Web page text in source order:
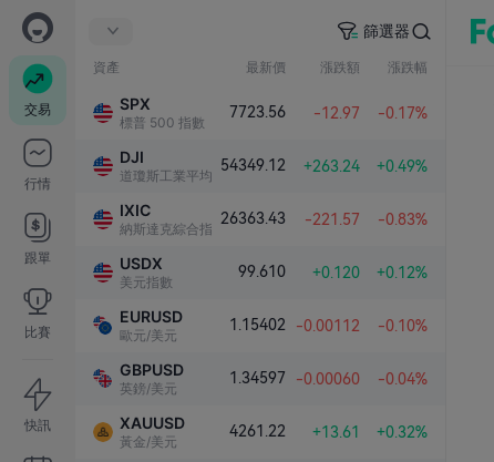
交易
行情
跟單
比賽
快訊
篩選器
資產 最新價 漲跌額 漲跌幅
SPX
標普 500 指數
7723.56 -12.97 -0.17%
DJI
道瓊斯工業平均指數
54349.12 +263.24 +0.49%
IXIC
納斯達克綜合指數
26363.43 -221.57 -0.83%
USDX
美元指數
99.610 +0.120 +0.12%
EURUSD
歐元/美元
1.15402 -0.00112 -0.10%
GBPUSD
英鎊/美元
1.34597 -0.00060 -0.04%
XAUUSD
黃金/美元
4261.22 +13.61 +0.32%